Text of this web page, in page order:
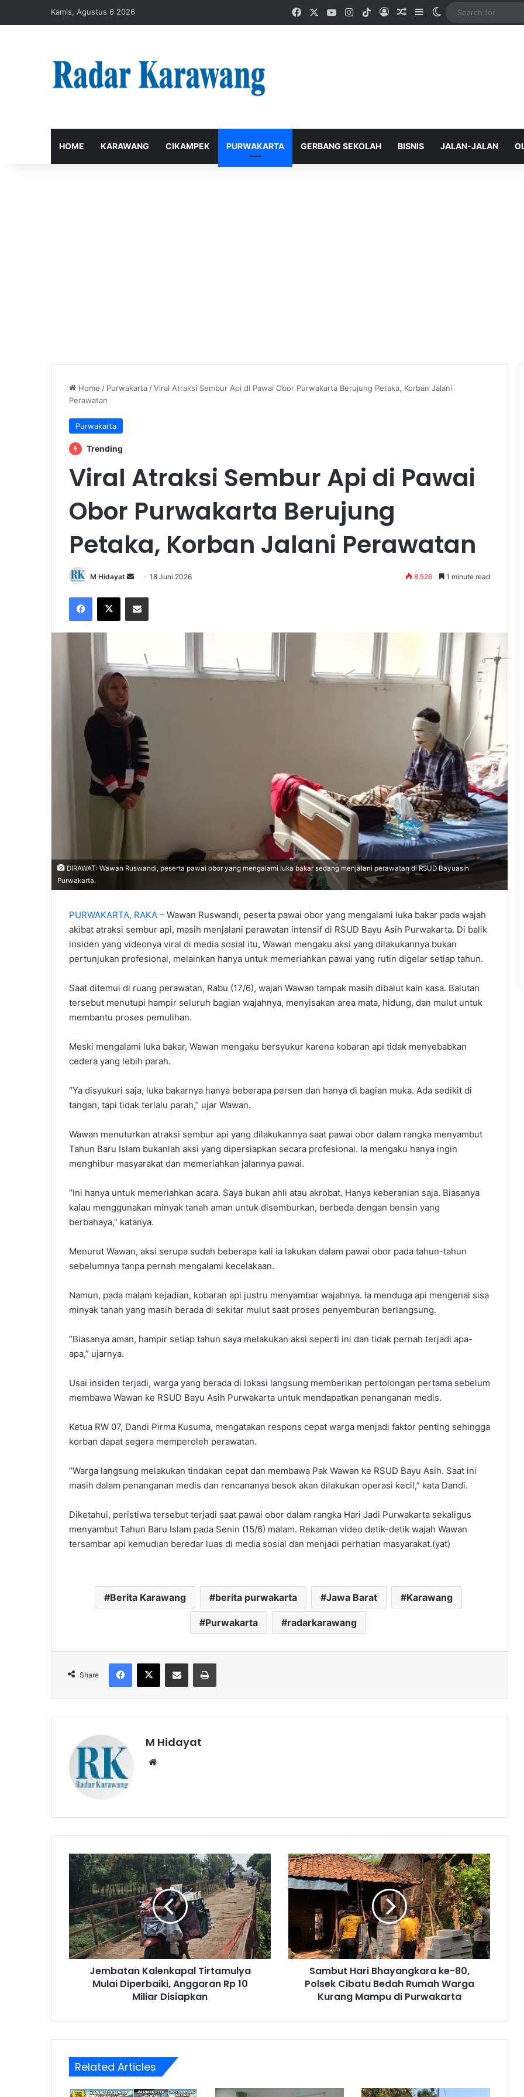
Kamis, Agustus 6 2026 FacebookYouTubeInstagram
TikTokLog InRandom Article
SidebarSwitch skin
HOME KARAWANG CIKAMPEK PURWAKARTA GERBANG SEKOLAH BISNIS JALAN-JALAN
Home / Purwakarta /Viral Atraksi Sembur Api di Pawai Obor Purwakarta Berujung Petaka, Korban Jalani
Perawatan
Purwakarta
Trending
Viral Atraksi Sembur Api di Pawai
Obor Purwakarta Berujung
Petaka, Korban Jalani Perawatan
M Hidayat
Send
email
18 Juni 2026 8,526 1 minute read
Facebook
X Share via Email
‎DIRAWAT: Wawan Ruswandi, peserta pawai obor yang mengalami luka bakar sedang menjalani perawatan di RSUD Bayuasih
Purwakarta.
PURWAKARTA, RAKA – Wawan Ruswandi, peserta pawai obor yang mengalami luka bakar pada wajah
akibat atraksi sembur api, masih menjalani perawatan intensif di RSUD Bayu Asih Purwakarta. Di balik
insiden yang videonya viral di media sosial itu, Wawan mengaku aksi yang dilakukannya bukan
pertunjukan profesional, melainkan hanya untuk memeriahkan pawai yang rutin digelar setiap tahun.
‎Saat ditemui di ruang perawatan, Rabu (17/6), wajah Wawan tampak masih dibalut kain kasa. Balutan
tersebut menutupi hampir seluruh bagian wajahnya, menyisakan area mata, hidung, dan mulut untuk
membantu proses pemulihan.
‎Meski mengalami luka bakar, Wawan mengaku bersyukur karena kobaran api tidak menyebabkan
cedera yang lebih parah.
‎“Ya disyukuri saja, luka bakarnya hanya beberapa persen dan hanya di bagian muka. Ada sedikit di
tangan, tapi tidak terlalu parah,” ujar Wawan.
‎Wawan menuturkan atraksi sembur api yang dilakukannya saat pawai obor dalam rangka menyambut
Tahun Baru Islam bukanlah aksi yang dipersiapkan secara profesional. Ia mengaku hanya ingin
menghibur masyarakat dan memeriahkan jalannya pawai.
‎“Ini hanya untuk memeriahkan acara. Saya bukan ahli atau akrobat. Hanya keberanian saja. Biasanya
kalau menggunakan minyak tanah aman untuk disemburkan, berbeda dengan bensin yang
berbahaya,” katanya.
‎Menurut Wawan, aksi serupa sudah beberapa kali ia lakukan dalam pawai obor pada tahun-tahun
sebelumnya tanpa pernah mengalami kecelakaan.
‎Namun, pada malam kejadian, kobaran api justru menyambar wajahnya. Ia menduga api mengenai sisa
minyak tanah yang masih berada di sekitar mulut saat proses penyemburan berlangsung.
‎“Biasanya aman, hampir setiap tahun saya melakukan aksi seperti ini dan tidak pernah terjadi apa-
apa,” ujarnya.
‎Usai insiden terjadi, warga yang berada di lokasi langsung memberikan pertolongan pertama sebelum
membawa Wawan ke RSUD Bayu Asih Purwakarta untuk mendapatkan penanganan medis.
‎Ketua RW 07, Dandi Pirma Kusuma, mengatakan respons cepat warga menjadi faktor penting sehingga
korban dapat segera memperoleh perawatan.
‎“Warga langsung melakukan tindakan cepat dan membawa Pak Wawan ke RSUD Bayu Asih. Saat ini
masih dalam penanganan medis dan rencananya besok akan dilakukan operasi kecil,” kata Dandi.
‎Diketahui, peristiwa tersebut terjadi saat pawai obor dalam rangka Hari Jadi Purwakarta sekaligus
menyambut Tahun Baru Islam pada Senin (15/6) malam. Rekaman video detik-detik wajah Wawan
tersambar api kemudian beredar luas di media sosial dan menjadi perhatian masyarakat.(yat)
Berita Karawang berita purwakarta Jawa Barat Karawang
Purwakarta radarkarawang
Share
Facebook
X Share via Email Print
M Hidayat
Jembatan
Kalenkapal
Tirtamulya
Mulai
Diperbaiki,
Anggaran
Rp
10
Miliar
DisiapkanJembatan Kalenkapal Tirtamulya
Mulai Diperbaiki, Anggaran Rp 10
Miliar Disiapkan
Sambut
Hari
Bhayangkara
Cibatu
Bedah
Rumah
Kurang
Sambut Hari Bhayangkara ke-80,
Polsek Cibatu Bedah Rumah Warga
Kurang Mampu di Purwakarta
Related Articles